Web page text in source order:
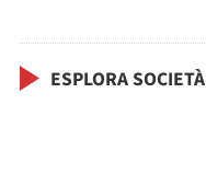
ESPLORA SOCIETÀ